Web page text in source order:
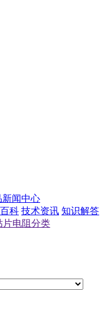
科 技术资讯 知识解答
片电阻分类